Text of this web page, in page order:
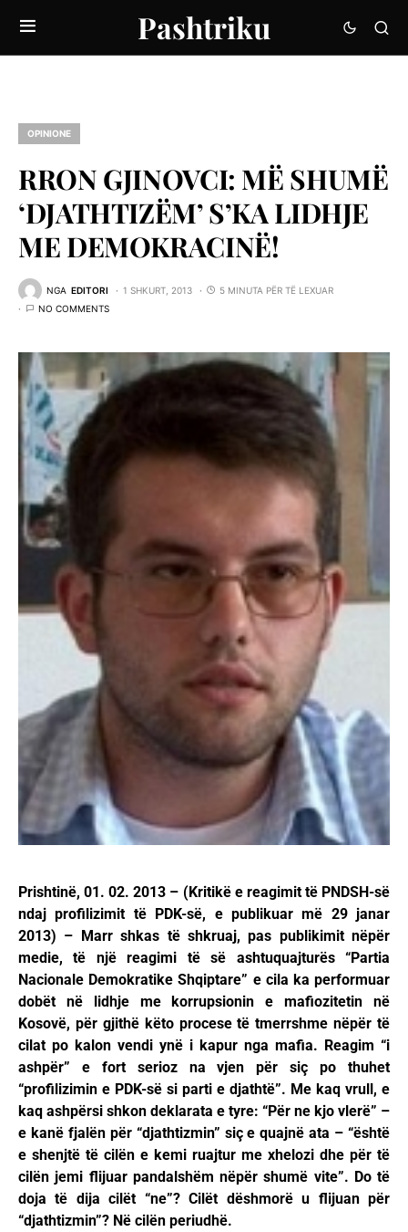
Pashtriku
OPINIONE
RRON GJINOVCI: MË SHUMË
‘DJATHTIZËM’ S’KA LIDHJE
ME DEMOKRACINË!
NGA EDITORI 1 SHKURT, 2013
5 MINUTA PËR TË LEXUAR
NO COMMENTS
Prishtinë, 01. 02. 2013 – (Kritikë e reagimit të PNDSH-së
ndaj profilizimit të PDK-së, e publikuar më 29 janar
2013) – Marr shkas të shkruaj, pas publikimit nëpër
medie, të një reagimi të së ashtuquajturës “Partia
Nacionale Demokratike Shqiptare” e cila ka performuar
dobët në lidhje me korrupsionin e mafiozitetin në
Kosovë, për gjithë këto procese të tmerrshme nëpër të
cilat po kalon vendi ynë i kapur nga mafia. Reagim “i
ashpër” e fort serioz na vjen për siç po thuhet
“profilizimin e PDK-së si parti e djathtë”. Me kaq vrull, e
kaq ashpërsi shkon deklarata e tyre: “Për ne kjo vlerë” –
e kanë fjalën për “djathtizmin” siç e quajnë ata – “është
e shenjtë të cilën e kemi ruajtur me xhelozi dhe për të
cilën jemi flijuar pandalshëm nëpër shumë vite”. Do të
doja të dija cilët “ne”? Cilët dëshmorë u flijuan për
“djathtizmin”? Në cilën periudhë.